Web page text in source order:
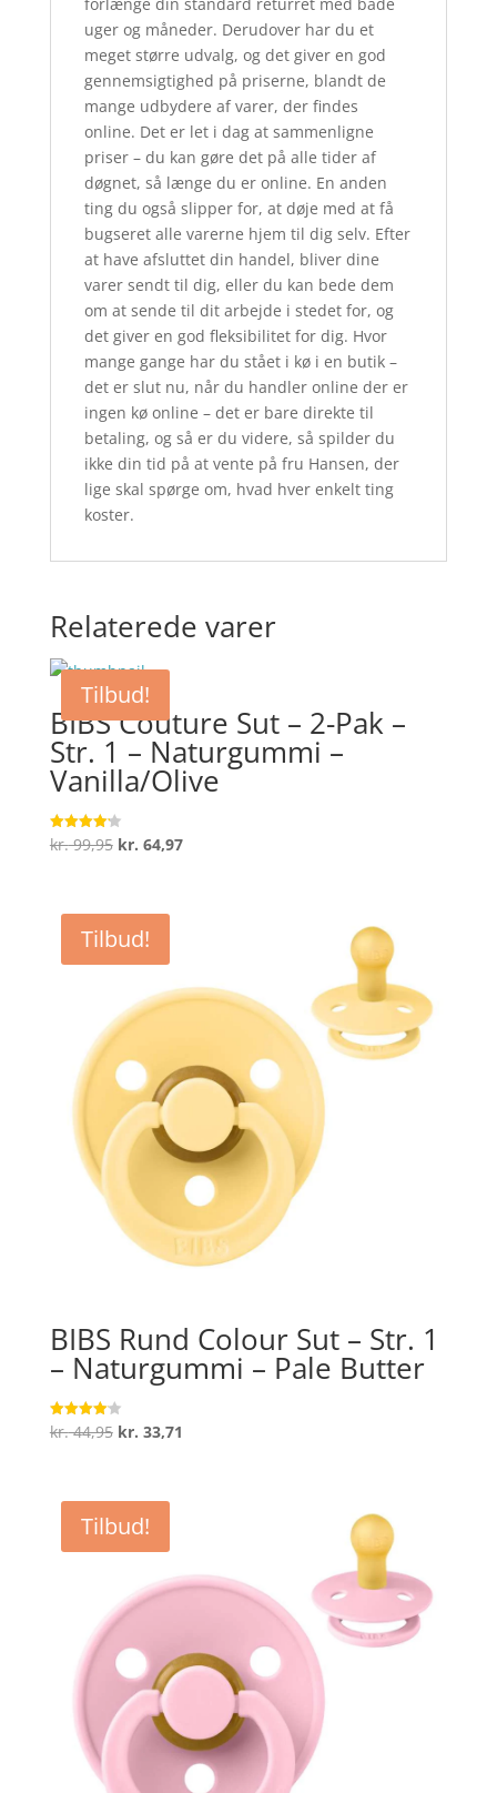
uger og måneder. Derudover har du et
meget større udvalg, og det giver en god
gennemsigtighed på priserne, blandt de
mange udbydere af varer, der findes
online. Det er let i dag at sammenligne
priser – du kan gøre det på alle tider af
døgnet, så længe du er online. En anden
ting du også slipper for, at døje med at få
bugseret alle varerne hjem til dig selv. Efter
at have afsluttet din handel, bliver dine
varer sendt til dig, eller du kan bede dem
om at sende til dit arbejde i stedet for, og
det giver en god fleksibilitet for dig. Hvor
mange gange har du stået i kø i en butik –
det er slut nu, når du handler online der er
ingen kø online – det er bare direkte til
betaling, og så er du videre, så spilder du
ikke din tid på at vente på fru Hansen, der
lige skal spørge om, hvad hver enkelt ting
koster.
Relaterede varer
Tilbud!
BIBS Couture Sut – 2-Pak –
Str. 1 – Naturgummi –
Vanilla/Olive
Vurderet
4.2
kr.99,95 Den
var:
kr. 99,95.
kr. 64,97Den
Tilbud!
BIBS Rund Colour Sut – Str. 1
– Naturgummi – Pale Butter
Vurderet
4.1
kr.44,95 Den
var:
kr. 44,95.
kr. 33,71
Tilbud!